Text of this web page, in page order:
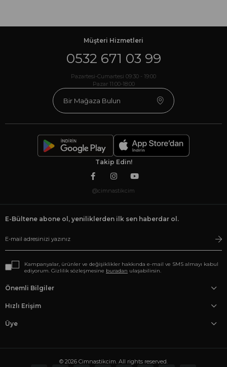
Müşteri Hizmetleri
0532 671 03 99
Pazartesi-Cumartesi 09:30 - 19:00
Pazar 11:00-18:00
Bir Mağaza Bulun
Takip Edin!
@cimnastikcim
E-Bültene abone ol, yeniliklerden ilk sen haberdar ol.
Kampanyalar, ürünler ve değişiklikler hakkında e-mail ve SMS almayı kabul
ediyorum. Gizlilik sözleşmesine buradan ulaşabilirsin.
Önemli Bilgiler
Hızlı Erişim
Üye
© 2026 Cimnastikcim. All rights reserved.